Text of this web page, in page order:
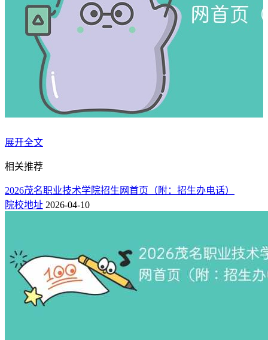
山西电子科技学院本科招生专业
山西电子科技学院开设的专业有：环境科学、自然地理与资源
学、电子信息科学与技术、能源化学、化学、播音与主持艺
术、广播电视编导、财务管理、经济学、学前教育、心理学、
学、英语教育、商务英语、舞蹈学、音乐学、法学、思想政治
教育、书法学、体育教育、汉语言文学等。
省级(直辖市)级特色专业：1个：汉语言文学。
展开全文
相关推荐
2026茂名职业技术学院招生网首页（附：招生办电话）
院校地址 2026-04-10